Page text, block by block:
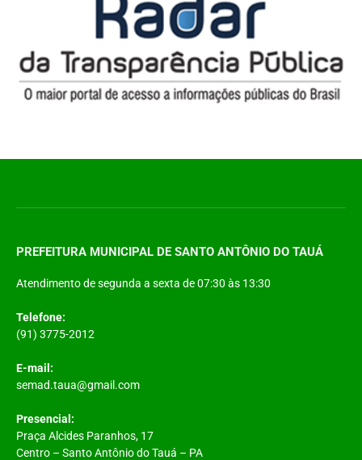
PREFEITURA MUNICIPAL DE SANTO ANTÔNIO DO TAUÁ
Atendimento de segunda a sexta de 07:30 às 13:30
Telefone:
(91) 3775-2012
E-mail:
semad.taua@gmail.com
Presencial:
Praça Alcides Paranhos, 17
Centro – Santo Antônio do Tauá – PA